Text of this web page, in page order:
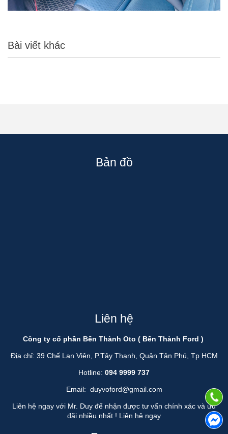
Bài viết khác
Bản đồ
Liên hệ
Công ty cổ phần Bến Thành Oto ( Bến Thành Ford )
Địa chỉ: 39 Chế Lan Viên, P.Tây Thạnh, Quận Tân Phú, Tp HCM
Hotline: 094 9999 737
Email: duyvoford@gmail.com
Liên hệ ngay với Mr. Duy để nhận được tư vấn chính xác và ưu
đãi nhiều nhất ! Liên hệ ngay